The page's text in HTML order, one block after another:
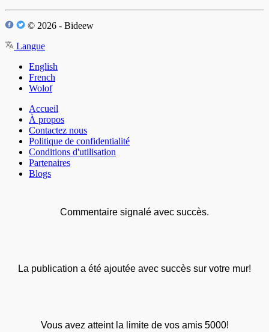
© 2026 - Bideew
Langue
English
French
Wolof
Accueil
À propos
Contactez nous
Politique de confidentialité
Conditions d'utilisation
Partenaires
Blogs
Commentaire signalé avec succès.
La publication a été ajoutée avec succès sur votre mur!
Vous avez atteint la limite de vos amis 5000!